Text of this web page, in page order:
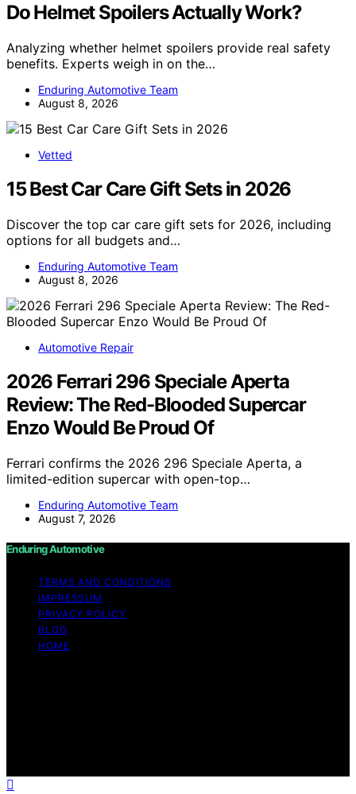
Do Helmet Spoilers Actually Work?
Analyzing whether helmet spoilers provide real safety
benefits. Experts weigh in on the…
Enduring Automotive Team
August 8, 2026
Vetted
15 Best Car Care Gift Sets in 2026
Discover the top car care gift sets for 2026, including
options for all budgets and…
Enduring Automotive Team
August 8, 2026
Automotive Repair
2026 Ferrari 296 Speciale Aperta
Review: The Red-Blooded Supercar
Enzo Would Be Proud Of
Ferrari confirms the 2026 296 Speciale Aperta, a
limited-edition supercar with open-top…
Enduring Automotive Team
August 7, 2026
Enduring Automotive
TERMS AND CONDITIONS
IMPRESSUM
PRIVACY POLICY
BLOG
HOME